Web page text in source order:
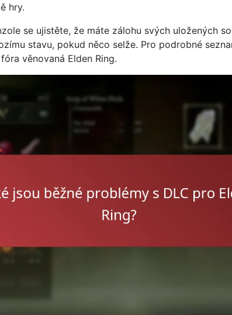
hry.
se ujistěte, že máte zálohu svých uložených
stavu, pokud něco selže. Pro podrobné
věnovaná Elden Ring.